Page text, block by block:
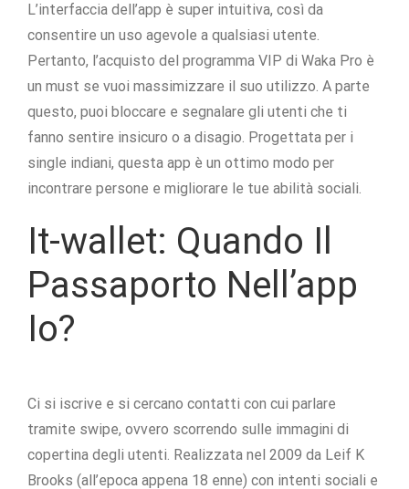
L’interfaccia dell’app è super intuitiva, così da
consentire un uso agevole a qualsiasi utente.
Pertanto, l’acquisto del programma VIP di Waka Pro è
un must se vuoi massimizzare il suo utilizzo. A parte
questo, puoi bloccare e segnalare gli utenti che ti
fanno sentire insicuro o a disagio. Progettata per i
single indiani, questa app è un ottimo modo per
incontrare persone e migliorare le tue abilità sociali.
It-wallet: Quando Il
Passaporto Nell’app
Io?
Ci si iscrive e si cercano contatti con cui parlare
tramite swipe, ovvero scorrendo sulle immagini di
copertina degli utenti. Realizzata nel 2009 da Leif K
Brooks (all’epoca appena 18 enne) con intenti sociali e